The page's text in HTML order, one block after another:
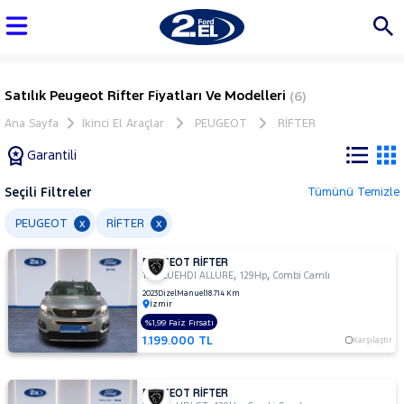
Satılık Peugeot Rifter Fiyatları Ve Modelleri (6)
Ana Sayfa İkinci El Araçlar PEUGEOT RİFTER
Garantili
Tüm
Araçlar
AUDI
BMC
BMW
BYD
Seçili Filtreler Tümünü Temizle
PEUGEOT x RİFTER x
PEUGEOT RİFTER
1.5 BLUEHDI ALLURE,129Hp,Combi Camlı
2023DizelManuel18.714 Km
İzmir
1.199.000 TL Karşılaştır
%1,99 Faiz Fırsatı
PEUGEOT RİFTER